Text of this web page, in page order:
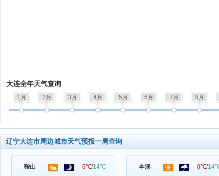
大连全年天气查询
1月 2月 3月 4月 5月 6月 7月 8月
辽宁大连市周边城市天气预报一周查询
鞍山 6℃/14℃ 本溪 0℃/